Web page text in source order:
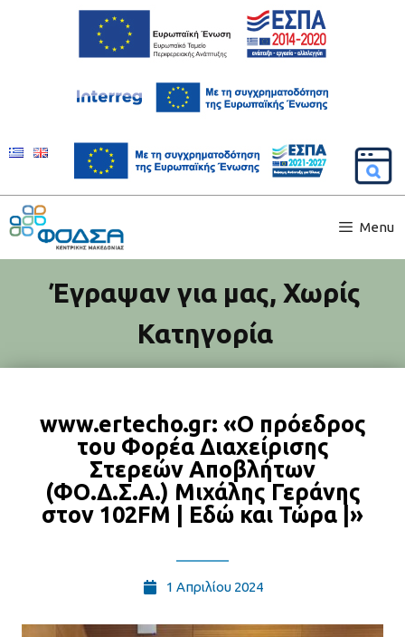
Menu
Έγραψαν για μας, Χωρίς
Κατηγορία
www.ertecho.gr: «Ο πρόεδρος
του Φορέα Διαχείρισης
Στερεών Αποβλήτων
(ΦΟ.Δ.Σ.Α.) Μιχάλης Γεράνης
στον 102FM | Εδώ και Τώρα |»
1 Απριλίου 2024